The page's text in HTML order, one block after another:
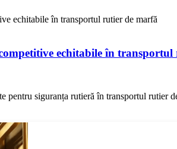
echitabile în transportul rutier de marfă
echitabile în transportul
pentru siguranța rutieră în transportul rutier